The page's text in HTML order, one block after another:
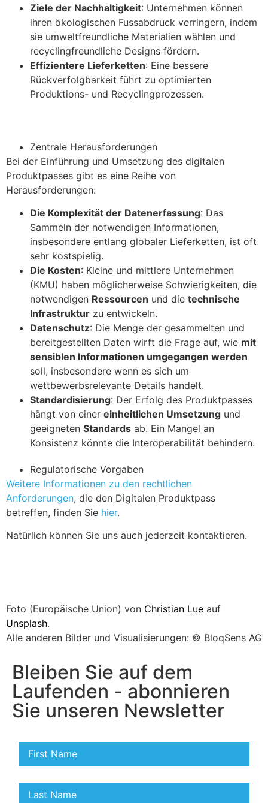
Ziele der Nachhaltigkeit: Unternehmen können
ihren ökologischen Fussabdruck verringern, indem
sie umweltfreundliche Materialien wählen und
recyclingfreundliche Designs fördern.
Effizientere Lieferketten: Eine bessere
Rückverfolgbarkeit führt zu optimierten
Produktions- und Recyclingprozessen.
Zentrale Herausforderungen
Bei der Einführung und Umsetzung des digitalen
Produktpasses gibt es eine Reihe von
Herausforderungen:
Die Komplexität der Datenerfassung: Das
Sammeln der notwendigen Informationen,
insbesondere entlang globaler Lieferketten, ist oft
sehr kostspielig.
Die Kosten: Kleine und mittlere Unternehmen
(KMU) haben möglicherweise Schwierigkeiten, die
notwendigen Ressourcen und die technische
Infrastruktur zu entwickeln.
Datenschutz: Die Menge der gesammelten und
bereitgestellten Daten wirft die Frage auf, wie mit
sensiblen Informationen umgegangen werden
soll, insbesondere wenn es sich um
wettbewerbsrelevante Details handelt.
Standardisierung: Der Erfolg des Produktpasses
hängt von einer einheitlichen Umsetzung und
geeigneten Standards ab. Ein Mangel an
Konsistenz könnte die Interoperabilität behindern.
Regulatorische Vorgaben
Weitere Informationen zu den rechtlichen
Anforderungen, die den Digitalen Produktpass
betreffen, finden Sie hier.
Natürlich können Sie uns auch jederzeit kontaktieren.
Foto (Europäische Union) von Christian Lue auf
Unsplash.
Alle anderen Bilder und Visualisierungen: © BloqSens AG
Bleiben Sie auf dem
Laufenden - abonnieren
Sie unseren Newsletter